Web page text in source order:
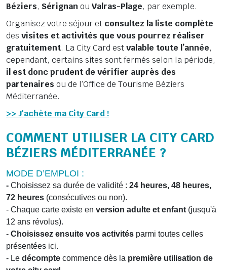
Béziers, SérignanouValras-Plage, par exemple.
Organisez votre séjour et consultez la liste complète
des visites et activités que vous pourrez réaliser
gratuitement. La City Card estvalable toute l’année,
cependant, certains sites sont fermés selon la période,
il est donc prudent de vérifier auprès des
partenaires ou de l’Office de Tourisme Béziers
Méditerranée.
>> J'achète ma City Card !
COMMENT UTILISER LA CITY CARD
BÉZIERS MÉDITERRANÉE ?
MODE D’EMPLOI :
- Choisissez sa durée de validité : 24 heures, 48 heures,
72 heures (consécutives ou non).
- Chaque carte existe en version adulte et enfant (jusqu'à
12 ans révo lus).
- Choisissez ensuite vos activités parmi toutes celles
présentées ici.
- Le décompte commence dès a première utilisation de